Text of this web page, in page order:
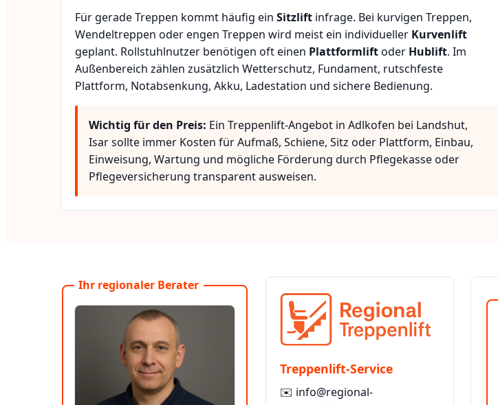
Für gerade Treppen kommt häufig ein Sitzlift infrage. Bei kurvigen Treppen,
Wendeltreppen oder engen Treppen wird meist ein individueller Kurvenlift
geplant. Rollstuhlnutzer benötigen oft einen Plattformliftoder Hublift. Im
Außenbereich zählen zusätzlich Wetterschutz, Fundament, rutschfeste
Plattform, Notabsenkung, Akku, Ladestation und sichere Bedienung.
Wichtig für den Preis: Ein Treppenlift-Angebot in Adlkofen bei Landshut,
Isar sollte immer Kosten für Aufmaß, Schiene, Sitz oder Plattform, Einbau,
Einweisung, Wartung und mögliche Förderung durch Pflegekasse oder
Pflegeversicherung transparent ausweisen.
Ihr regionaler Berater
Treppenlift-Service
✉️ info@regional-